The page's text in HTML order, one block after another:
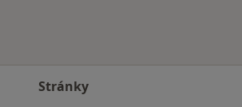
Stránky